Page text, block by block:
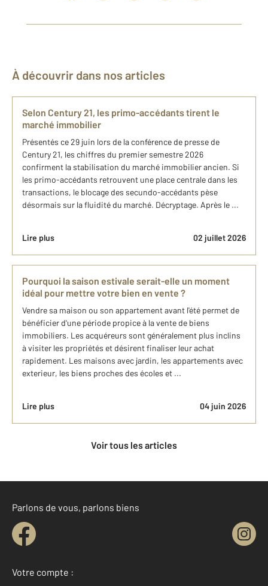
À découvrir dans nos articles
Selon Century 21, les primo-accédants tirent le
marché immobilier
Présentés ce 29 juin lors de la conférence de presse de
Century 21, les chiffres du premier semestre 2026
confirment la stabilisation du marché immobilier ancien. Si
les primo-accédants retrouvent une place centrale dans les
transactions, le blocage des secundo-accédants pèse
désormais sur la fluidité du marché. Décryptage. Après le ...
Lire plus 02 juillet 2026
Pourquoi la saison estivale serait-elle un moment
idéal pour mettre votre bien en vente ?
Vendre sa maison ou son appartement avant l'été permet de
bénéficier d'une période propice à la vente de biens
immobiliers. Les acquéreurs sont généralement plus inclins
à visiter les propriétés et désirent finaliser leur achat
rapidement. Les maisons avec jardin, les appartements avec
exterieur, les biens proches des écoles et ...
Lire plus 04 juin 2026
Voir tous les articles
Parlons de vous, parlons biens
Votre compte :